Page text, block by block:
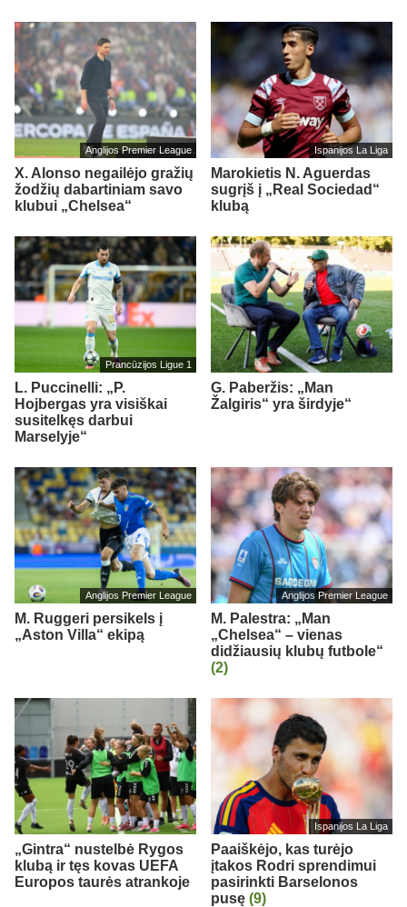
Anglijos Premier League
X. Alonso negailėjo gražių
žodžių dabartiniam savo
klubui „Chelsea“
Ispanijos La Liga
Marokietis N. Aguerdas
sugrįš į „Real Sociedad“
klubą
Prancūzijos Ligue 1
L. Puccinelli: „P.
Hojbergas yra visiškai
susitelkęs darbui
Marselyje“
G. Paberžis: „Man
Žalgiris“ yra širdyje“
Anglijos Premier League
M. Ruggeri persikels į
„Aston Villa“ ekipą
Anglijos Premier League
M. Palestra: „Man
„Chelsea“ – vienas
didžiausių klubų futbole“
(2)
„Gintra“ nustelbė Rygos
klubą ir tęs kovas UEFA
Europos taurės atrankoje
Ispanijos La Liga
Paaiškėjo, kas turėjo
įtakos Rodri sprendimui
pasirinkti Barselonos
pusę (9)